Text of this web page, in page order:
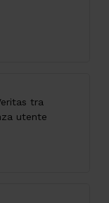
tra
utente